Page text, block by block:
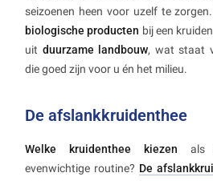
seizoenen heen voor uzelf te
biologische producten bij een
uit duurzame landbouw, wat staat
die goed zijn voor u én het milieu.
De afslankkruidenthee
Welke kruidenthee kiezen als
evenwichtige routine? De